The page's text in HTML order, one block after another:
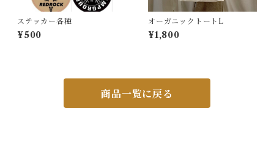
ステッカー各種
¥500
オーガニックトートL
¥1,800
商品一覧に戻る